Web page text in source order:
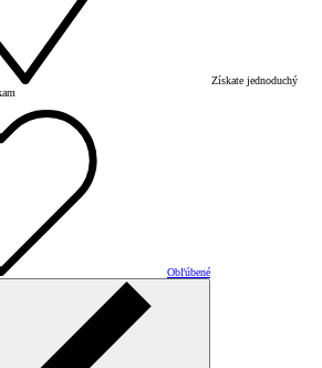
Získate jednoduchý
Obľúbené